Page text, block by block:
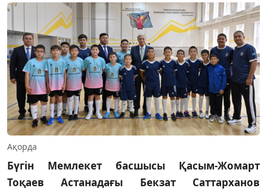
Ақорда
Бүгін Мемлекет басшысы Қасым-Жомарт
Тоқаев Астанадағы Бекзат Саттарханов